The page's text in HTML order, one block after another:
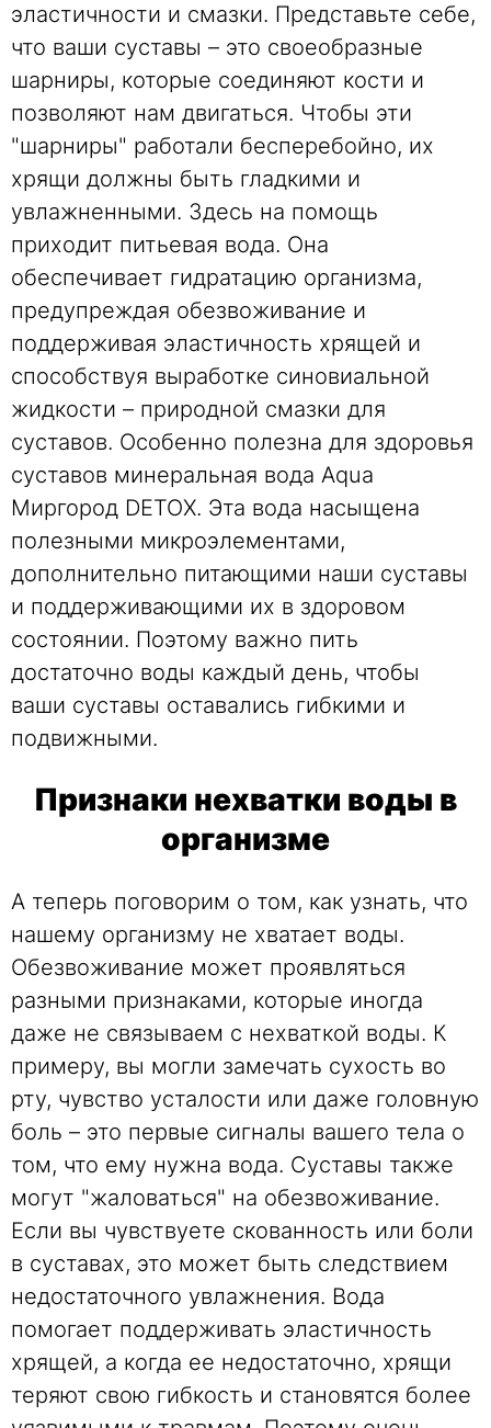
эластичности и смазки. Представьте себе,
что ваши суставы – это своеобразные
шарниры, которые соединяют кости и
позволяют нам двигаться. Чтобы эти
"шарниры" работали бесперебойно, их
хрящи должны быть гладкими и
увлажненными. Здесь на помощь
приходит питьевая вода. Она
обеспечивает гидратацию организма,
предупреждая обезвоживание и
поддерживая эластичность хрящей и
способствуя выработке синовиальной
жидкости – природной смазки для
суставов. Особенно полезна для здоровья
суставов минеральная вода Aqua
Миргород DETOX. Эта вода насыщена
полезными микроэлементами,
дополнительно питающими наши суставы
и поддерживающими их в здоровом
состоянии. Поэтому важно пить
достаточно воды каждый день, чтобы
ваши суставы оставались гибкими и
подвижными.
Признаки нехватки воды в
организме
А теперь поговорим о том, как узнать, что
нашему организму не хватает воды.
Обезвоживание может проявляться
разными признаками, которые иногда
даже не связываем с нехваткой воды. К
примеру, вы могли замечать сухость во
рту, чувство усталости или даже головную
боль – это первые сигналы вашего тела о
том, что ему нужна вода. Суставы также
могут "жаловаться" на обезвоживание.
Если вы чувствуете скованность или боли
в суставах, это может быть следствием
недостаточного увлажнения. Вода
помогает поддерживать эластичность
хрящей, а когда ее недостаточно, хрящи
теряют свою гибкость и становятся более